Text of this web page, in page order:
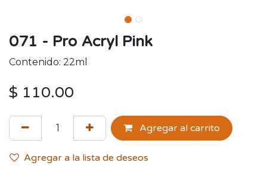
071 - Pro Acryl Pink
Contenido: 22ml
$ 110.00
Agregar al carrito
Agregar a la lista de deseos